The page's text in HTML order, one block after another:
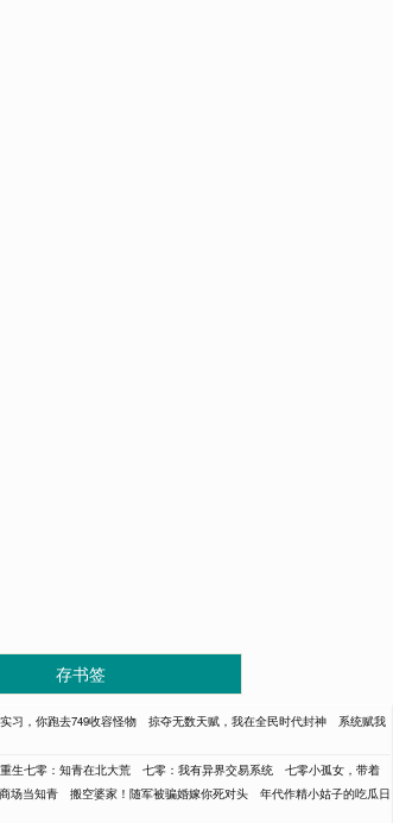
存书签
习，你跑去749收容怪物 掠夺无数天赋，我在全民时代封神
系统赋我
重生七零：知青在北大荒 七零：我有异界交易系统
七零小孤女，带着
场当知青 搬空婆家！随军被骗婚嫁你死对头
年代作精小姑子的吃瓜日